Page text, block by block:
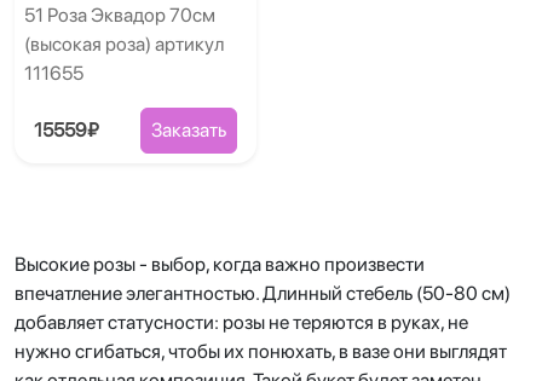
51 Роза Эквадор 70см
(высокая роза) артикул
111655
15559₽ Заказать
Высокие розы - выбор, когда важно произвести
впечатление элегантностью. Длинный стебель (50-80 см)
добавляет статусности: розы не теряются в руках, не
нужно сгибаться, чтобы их понюхать, в вазе они выглядят